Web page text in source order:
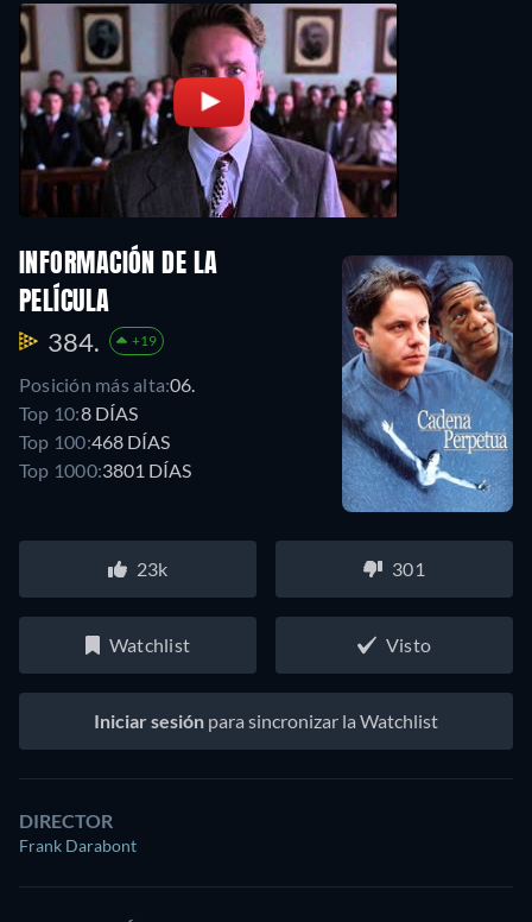
INFORMACIÓN DE LA
PELÍCULA
384. +19
Posición más alta:06.
Top 10:8 DÍAS
Top 100:468 DÍAS
Top 1000:3801 DÍAS
23k 301
Watchlist Visto
Iniciar sesión para sincronizar la Watchlist
DIRECTOR
Frank Darabont